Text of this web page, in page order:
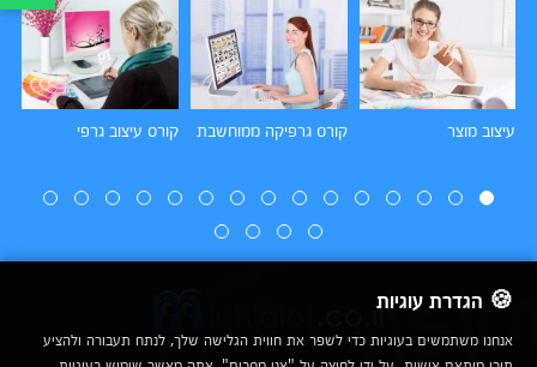
עיצוב מוצר קורס גרפיקה ממוחשבת קורס עיצוב גרפי
🍪 הגדרת עוגיות
אנחנו משתמשים בעוגיות כדי לשפר את חווית הגלישה שלך, לנתח תעבורה ולהציע